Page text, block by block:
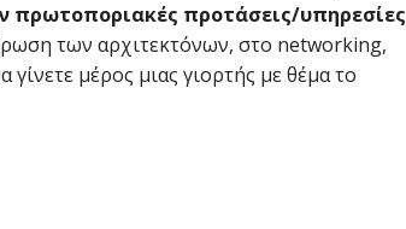
πρωτοποριακές προτάσεις/υπηρεσίες
των αρχιτεκτόνων, στο networking,
μέρος μιας γιορτής με θέμα το